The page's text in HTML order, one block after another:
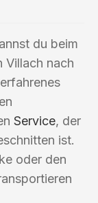
du beim
Villach nach
Service, der
ist.
oder den